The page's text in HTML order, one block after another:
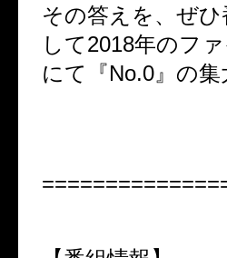
その答えを、ぜ
して2018年のフ
にて『No.0』の